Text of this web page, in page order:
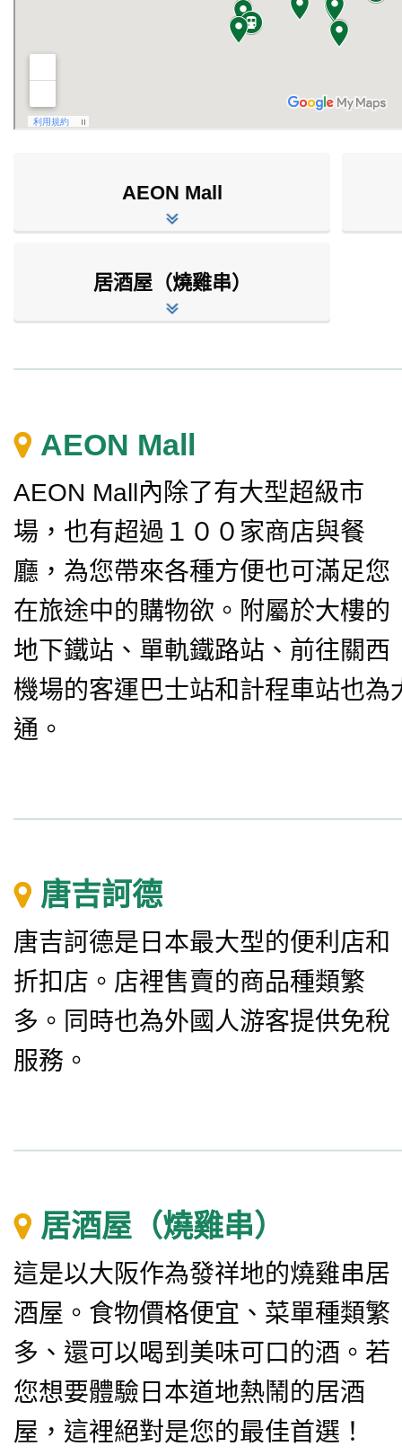
AEON Mall
居酒屋（燒雞串）
AEON Mall
AEON Mall內除了有大型超級市
場，也有超過１００家商店與餐
廳，為您帶來各種方便也可滿足您
在旅途中的購物欲。附屬於大樓的
地下鐵站、單軌鐵路站、前往關西
機場的客運巴士站和計程車站也為
通。
唐吉訶德
唐吉訶德是日本最大型的便利店和
折扣店。店裡售賣的商品種類繁
多。同時也為外國人游客提供免稅
服務。
居酒屋（燒雞串）
這是以大阪作為發祥地的燒雞串居
酒屋。食物價格便宜、菜單種類繁
多、還可以喝到美味可口的酒。若
您想要體驗日本道地熱鬧的居酒
屋，這裡絕對是您的最佳首選！